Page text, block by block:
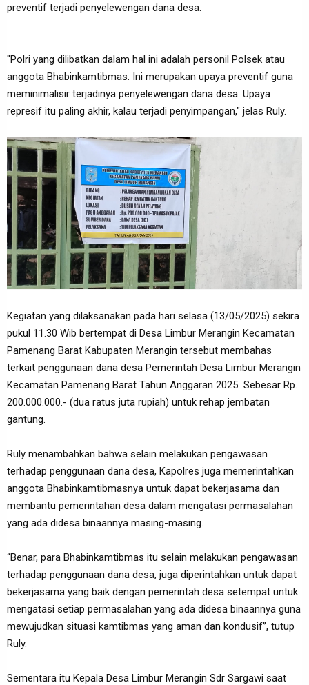
preventif terjadi penyelewengan dana desa.
"Polri yang dilibatkan dalam hal ini adalah personil Polsek atau
anggota Bhabinkamtibmas. Ini merupakan upaya preventif guna
meminimalisir terjadinya penyelewengan dana desa. Upaya
represif itu paling akhir, kalau terjadi penyimpangan," jelas Ruly.
Kegiatan yang dilaksanakan pada hari selasa (13/05/2025) sekira
pukul 11.30 Wib bertempat di Desa Limbur Merangin Kecamatan
Pamenang Barat Kabupaten Merangin tersebut membahas
terkait penggunaan dana desa Pemerintah Desa Limbur Merangin
Kecamatan Pamenang Barat Tahun Anggaran 2025 Sebesar Rp.
200.000.000.- (dua ratus juta rupiah) untuk rehap jembatan
gantung.
Ruly menambahkan bahwa selain melakukan pengawasan
terhadap penggunaan dana desa, Kapolres juga memerintahkan
anggota Bhabinkamtibmasnya untuk dapat bekerjasama dan
membantu pemerintahan desa dalam mengatasi permasalahan
yang ada didesa binaannya masing-masing.
“Benar, para Bhabinkamtibmas itu selain melakukan pengawasan
terhadap penggunaan dana desa, juga diperintahkan untuk dapat
bekerjasama yang baik dengan pemerintah desa setempat untuk
mengatasi setiap permasalahan yang ada didesa binaannya guna
mewujudkan situasi kamtibmas yang aman dan kondusif”, tutup
Ruly.
Sementara itu Kepala Desa Limbur Merangin Sdr Sargawi saat